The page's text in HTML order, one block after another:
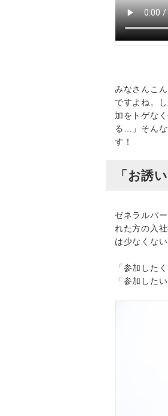
みなさんこ
ですよね。
加をトゲな
る…」そんな
す！
「お誘
ゼネラルパ
れた方の入
は少なくな
「参加した
「参加した